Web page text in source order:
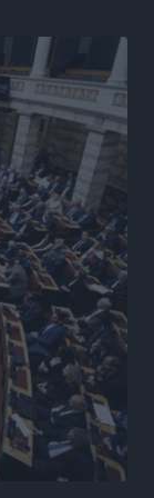
“Ο
πελάτης της
1η
μας – Γιατί